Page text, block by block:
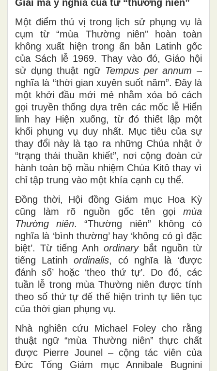
Giải mã ý nghĩa của từ “thường niên”
Một điểm thú vị trong lịch sử phụng vụ là
cụm từ “mùa Thường niên” hoàn toàn
không xuất hiện trong ấn bản Latinh gốc
của Sách lễ 1969. Thay vào đó, Giáo hội
sử dụng thuật ngữ Tempus per annum–
nghĩa là “thời gian xuyên suốt năm”. Đây là
một khởi đầu mới mẻ nhằm xóa bỏ cách
gọi truyền thống dựa trên các mốc lễ Hiển
linh hay Hiện xuống, từ đó thiết lập một
khối phụng vụ duy nhất. Mục tiêu của sự
thay đổi này là tạo ra những Chúa nhật ở
“trạng thái thuần khiết”, nơi cộng đoàn cử
hành toàn bộ mầu nhiệm Chúa Kitô thay vì
chỉ tập trung vào một khía cạnh cụ thể.
Đồng thời, Hội đồng Giám mục Hoa Kỳ
cũng làm rõ nguồn gốc tên gọi mùa
Thườngniên. “Thường niên” không có
nghĩa là ‘bình thường’ hay ‘không có gì đặc
biệt’. Từ tiếng Anh ordinarybắt nguồn từ
tiếng Latinhordinalis, có nghĩa là ‘được
đánh số’ hoặc ‘theo thứ tự’. Do đó, các
tuần lễ trong mùa Thường niên được tính
theo số thứ tự để thể hiện trình tự liên tục
của thời gian phụng vụ.
Nhà nghiên cứu Michael Foley cho rằng
thuật ngữ “mùa Thường niên” thực chất
được Pierre Jounel – cộng tác viên của
Đức Tổng Giám mục Annibale Bugnini